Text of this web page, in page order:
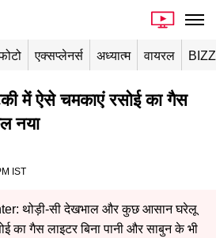
एक्सप्लेनर्स अध्यात्म वायरल
में ऐसे चमकाएं रसोई का गैस
नया
IST
थोड़ी-सी देखभाल और कुछ आसान घरेलू
का गैस लाइटर बिना पानी और साबुन के भी